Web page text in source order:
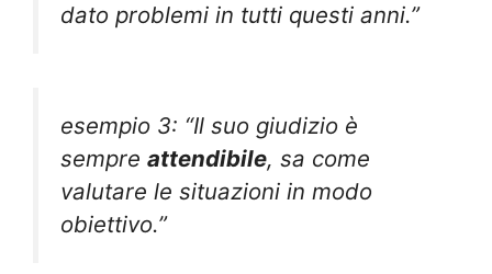
dato problemi in tutti questi anni.”
esempio 3: “Il suo giudizio è
sempre attendibile, sa come
valutare le situazioni in modo
obiettivo.”